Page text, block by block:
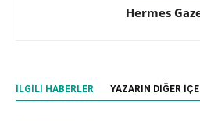
Hermes
İLGILI HABERLER YAZARIN DIĞER